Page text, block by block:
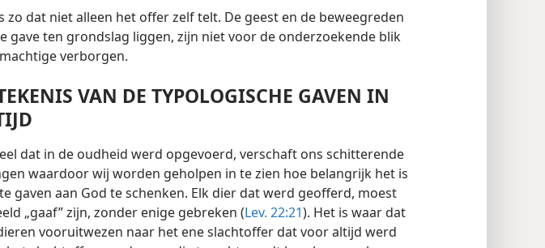
zo dat niet alleen het offer zelf telt. De geest en de beweegreden
gave ten grondslag liggen, zijn niet voor de onderzoekende blik
verborgen.
VAN DE TYPOLOGISCHE GAVEN IN
dat in de oudheid werd opgevoerd, verschaft ons schitterende
waardoor wij worden geholpen in te zien hoe belangrijk het is
gaven aan God te schenken. Elk dier dat werd geofferd, moest
„gaaf” zijn, zonder enige gebreken (Lev. 22:21). Het is waar dat
vooruitwezen naar het ene slachtoffer dat voor altijd werd